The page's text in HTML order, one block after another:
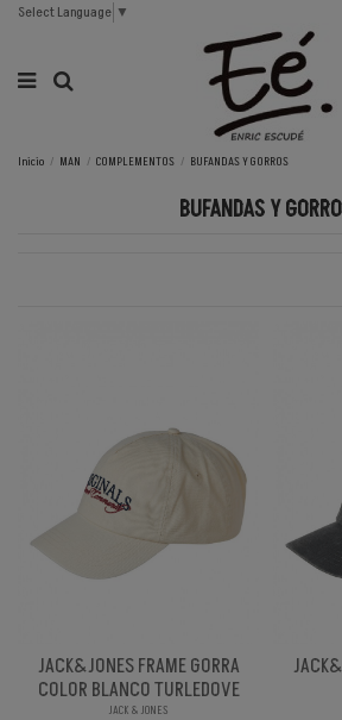
Select Language ▼
Inicio MAN COMPLEMENTOS BUFANDAS Y GORROS
BUFANDAS Y
JACK&JONES FRAME GORRA
COLOR BLANCO TURLEDOVE
JACK & JONES